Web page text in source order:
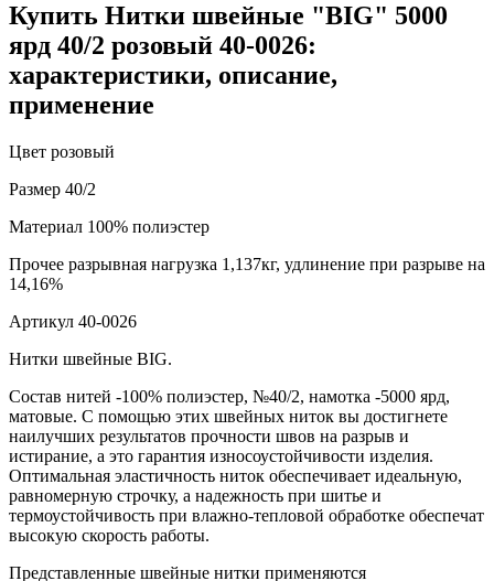
Купить Нитки швейные "BIG" 5000
ярд 40/2 розовый 40-0026:
характеристики, описание,
применение
Цвет розовый
Размер 40/2
Материал 100% полиэстер
Прочее разрывная нагрузка 1,137кг, удлинение при разрыве на
14,16%
Артикул 40-0026
Нитки швейные BIG.
Состав нитей -100% полиэстер, №40/2, намотка -5000 ярд,
матовые. С помощью этих швейных ниток вы достигнете
наилучших результатов прочности швов на разрыв и
истирание, а это гарантия износоустойчивости изделия.
Оптимальная эластичность ниток обеспечивает идеальную,
равномерную строчку, а надежность при шитье и
термоустойчивость при влажно-тепловой обработке обеспечат
высокую скорость работы.
Представленные швейные нитки применяются